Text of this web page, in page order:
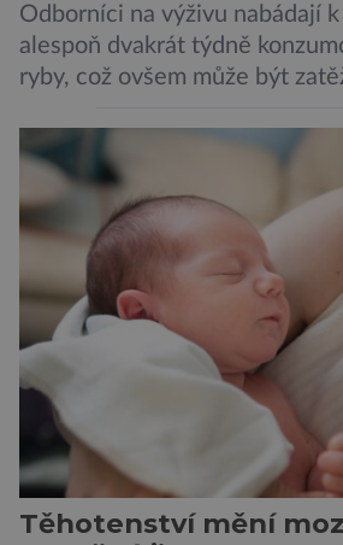
Odborníci na výživu nabádají
alespoň dvakrát týdně
ryby, což ovšem může být
doporučení se nyní staly
sardinky, které si může dovolit
„Místo toho, aby poskytovaly
mononutrienty, jsou rybí
potravinou,“ říká nutriční
Robertson a zdůrazňuje […]
Těhotenství mění